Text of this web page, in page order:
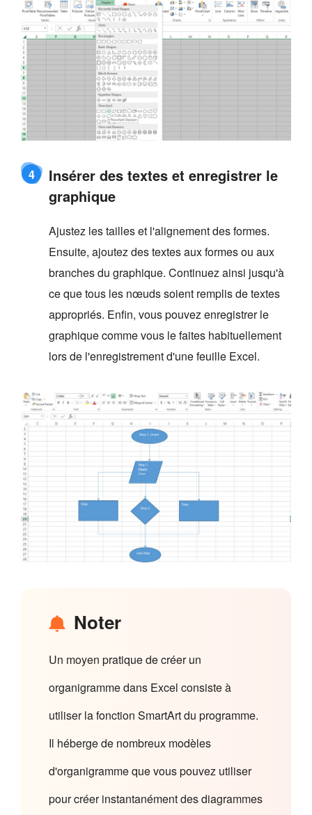
4
Insérer des textes et enregistrer le
graphique
Ajustez les tailles et l'alignement des formes.
Ensuite, ajoutez des textes aux formes ou aux
branches du graphique. Continuez ainsi jusqu'à
ce que tous les nœuds soient remplis de textes
appropriés. Enfin, vous pouvez enregistrer le
graphique comme vous le faites habituellement
lors de l'enregistrement d'une feuille Excel.
Noter
Un moyen pratique de créer un
organigramme dans Excel consiste à
utiliser la fonction SmartArt du programme.
Il héberge de nombreux modèles
d'organigramme que vous pouvez utiliser
pour créer instantanément des diagrammes